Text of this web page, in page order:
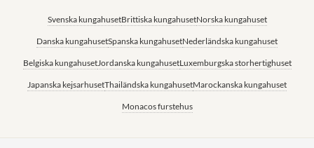
Svenska kungahusetBrittiska kungahusetNorska kungahuset
Danska kungahusetSpanska kungahusetNederländska kungahuset
Belgiska kungahusetJordanska kungahusetLuxemburgska storhertighuset
Japanska kejsarhusetThailändska kungahusetMarockanska kungahuset
Monacos furstehus